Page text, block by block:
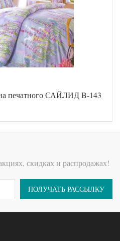
печатного САЙЛИД B-143
скидках и распродажах!
ПОЛУЧАТЬ РАССЫЛКУ